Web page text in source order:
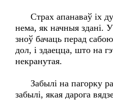
Страх апанаваў іх
нема, як начныя здані.
зноў бачаць перад
дол, і здаецца, што на
некранутая.
Забылі на пагорку
забылі, якая дарога